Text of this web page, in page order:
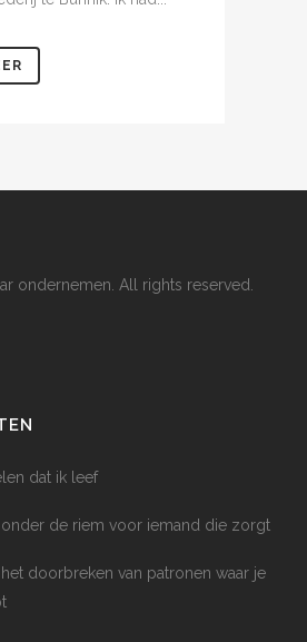
ondernemen. All rights reserved.
dat ik leef
onder de riem voor iemand die zorgt
doorbreken van patronen waar je